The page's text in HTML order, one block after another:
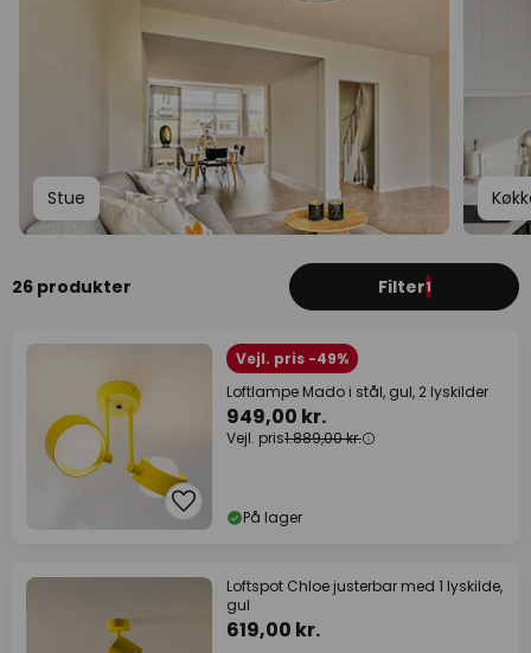
Stue
26 produkter Filter1
Vejl. pris -49%
Loftlampe Mado i stål, gul, 2 lyskilder
949,00 kr.
Vejl. pris1.889,00 kr.
På lager
Loftspot Chloe justerbar med 1 lyskilde,
gul
619,00 kr.